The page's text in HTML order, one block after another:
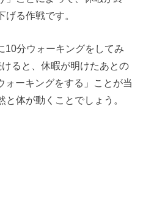
る作戦です。
10分ウォーキングをしてみ
ると、休暇が明けたあとの
ォーキングをする」ことが当
体が動くことでしょう。